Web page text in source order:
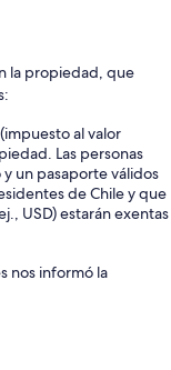
la propiedad, que
al valor
Las personas
un pasaporte válidos
de Chile y que
USD) estarán exentas
nos informó la